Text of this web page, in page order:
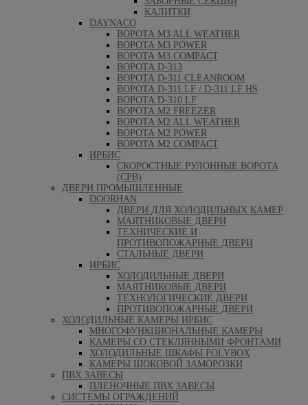
КАЛИТКИ
DAYNACO
ВОРОТА M3 ALL WEATHER
ВОРОТА M3 POWER
ВОРОТА M3 COMPACT
ВОРОТА D-313
ВОРОТА D-311 CLEANROOM
ВОРОТА D-311 LF / D-311 LF HS
ВОРОТА D-310 LF
ВОРОТА M2 FREEZER
ВОРОТА M2 ALL WEATHER
ВОРОТА M2 POWER
ВОРОТА M2 COMPACT
ИРБИС
СКОРОСТНЫЕ РУЛОННЫЕ ВОРОТА
(СРВ)
ДВЕРИ ПРОМЫШЛЕННЫЕ
DOORHAN
ДВЕРИ ДЛЯ ХОЛОДИЛЬНЫХ КАМЕР
МАЯТНИКОВЫЕ ДВЕРИ
ТЕХНИЧЕСКИЕ И
ПРОТИВОПОЖАРНЫЕ ДВЕРИ
СТАЛЬНЫЕ ДВЕРИ
ИРБИС
ХОЛОДИЛЬНЫЕ ДВЕРИ
МАЯТНИКОВЫЕ ДВЕРИ
ТЕХНОЛОГИЧЕСКИЕ ДВЕРИ
ПРОТИВОПОЖАРНЫЕ ДВЕРИ
ХОЛОДИЛЬНЫЕ КАМЕРЫ ИРБИС
МНОГОФУНКЦИОНАЛЬНЫЕ КАМЕРЫ
КАМЕРЫ СО СТЕКЛЯННЫМИ ФРОНТАМИ
ХОЛОДИЛЬНЫЕ ШКАФЫ POLYBOX
КАМЕРЫ ШОКОВОЙ ЗАМОРОЗКИ
ПВХ ЗАВЕСЫ
ПЛЕНОЧНЫЕ ПВХ ЗАВЕСЫ
СИСТЕМЫ ОГРАЖДЕНИЙ